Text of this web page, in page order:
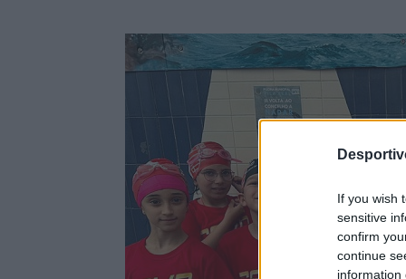
If you wish
sensitive
confirm
continue
information